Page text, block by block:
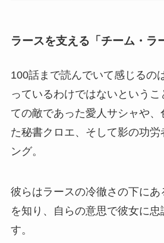
ラースを支える「チーム・ラ
100話まで読んでいて感じるの
っているわけではないという
ての敵であった愛人サシャや、
た秘書クロエ、そして影の功
ング。
彼らはラースの冷徹さの下にあ
を知り、自らの意思で彼女に忠
す。